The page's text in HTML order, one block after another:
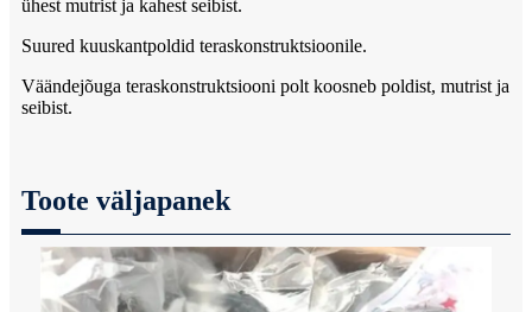
ühest mutrist ja kahest seibist.
Suured kuuskantpoldid teraskonstruktsioonile.
Väändejõuga teraskonstruktsiooni polt koosneb poldist, mutrist ja
seibist.
Toote väljapanek